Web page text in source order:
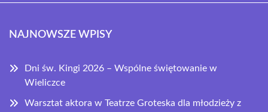
NAJNOWSZE WPISY
Dni św. Kingi 2026 – Wspólne świętowanie w
Wieliczce
Warsztat aktora w Teatrze Groteska dla młodzieży z